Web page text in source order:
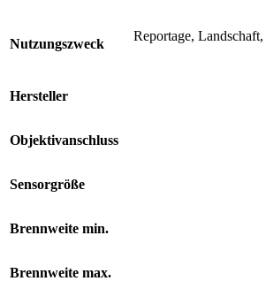
Nutzungszweck
Reportage, Landschaft,
Hersteller
Objektivanschluss
Sensorgröße
Brennweite min.
Brennweite max.